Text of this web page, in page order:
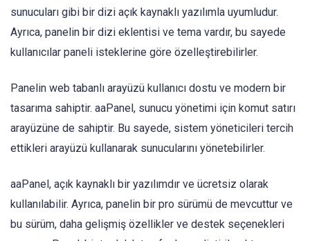
sunucuları gibi bir dizi açık kaynaklı yazılımla uyumludur.
Ayrıca, panelin bir dizi eklentisi ve tema vardır, bu sayede
kullanıcılar paneli isteklerine göre özelleştirebilirler.
Panelin web tabanlı arayüzü kullanıcı dostu ve modern bir
tasarıma sahiptir. aaPanel, sunucu yönetimi için komut satırı
arayüzüne de sahiptir. Bu sayede, sistem yöneticileri tercih
ettikleri arayüzü kullanarak sunucularını yönetebilirler.
aaPanel, açık kaynaklı bir yazılımdır ve ücretsiz olarak
kullanılabilir. Ayrıca, panelin bir pro sürümü de mevcuttur ve
bu sürüm, daha gelişmiş özellikler ve destek seçenekleri